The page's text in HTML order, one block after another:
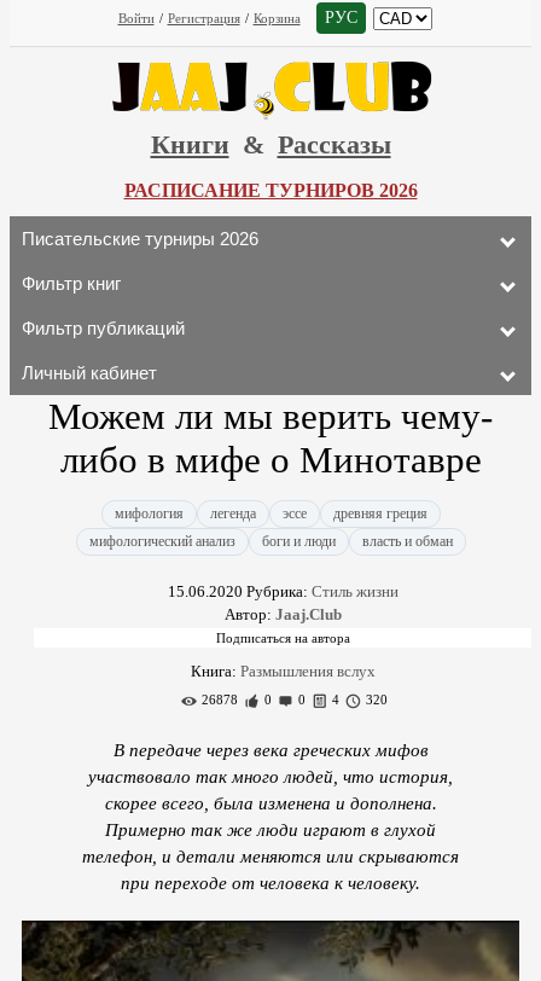
Войти / Регистрация / Корзина РУС
Книги & Рассказы
РАСПИСАНИЕ ТУРНИРОВ 2026
Писательские турниры 2026
Фильтр книг
Фильтр публикаций
Личный кабинет
Можем ли мы верить чему-
либо в мифе о Минотавре
мифология легенда эссе
древняя греция
мифологический анализ
боги и люди власть и обман
15.06.2020 Рубрика: Стиль жизни
Автор: Jaaj.Club
Книга: Размышления вслух
26878 0 0 4 320
В передаче через века греческих мифов
участвовало так много людей, что история,
скорее всего, была изменена и дополнена.
Примерно так же люди играют в глухой
телефон, и детали меняются или скрываются
при переходе от человека к человеку.